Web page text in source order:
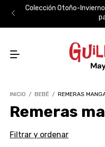
Colección Otoño-
INICIO / BEBÉ / REMERAS
Remeras
Filtrar y ordenar